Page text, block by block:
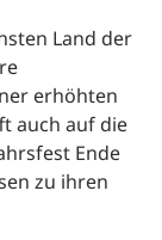
Land der
erhöhten
auch auf die
Ende
zu ihren